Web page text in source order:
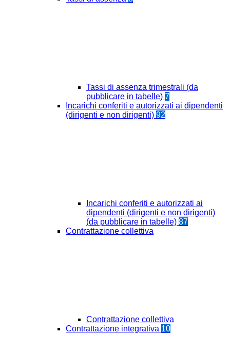
Tassi di assenza trimestrali (da
pubblicare in tabelle) 7
Incarichi conferiti e autorizzati ai dipendenti
(dirigenti e non dirigenti) 92
Incarichi conferiti e autorizzati ai
dipendenti (dirigenti e non dirigenti)
(da pubblicare in tabelle) 87
Contrattazione collettiva
Contrattazione collettiva
Contrattazione integrativa 10